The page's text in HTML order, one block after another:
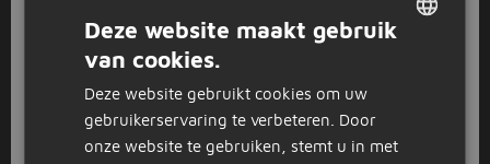
bijvoorbeeld werk als beveiliger op Schiphol? Bekijk
dan eens onzebeveiliger vacatures op Schiphol
wil je liever werken in Zwolle of Rotterdam? Ook daar
hebben we diverse interessante vacatures
beschikbaar, bekijk daarom onze beveiliger vacatures
en beveiliger vacatures in Rotterdam
Deze website maakt gebruik
van cookies.
Deze website gebruikt cookies om uw
gebruikerservaring te verbeteren. Door
onze website te gebruiken, stemt u in met